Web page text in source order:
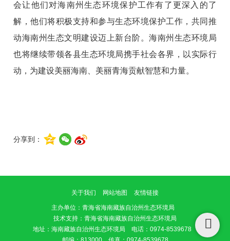
会让他们对海南州生态环境保护工作有了更深入的了
解，他们将积极支持和参与生态环境保护工作，共同推
动海南州生态文明建设迈上新台阶。海南州生态环境局
也将继续带领各县生态环境局携手社会各界，以实际行
动，为建设美丽海南、美丽青海贡献智慧和力量。
分享到：
关于我们 网站地图 友情链接
主办单位 ：青海省海南藏族自治州生态环境局
技术支持：青海省海南藏族自治州生态环境局
地址：海南藏族自治州生态环境局 电话：0974-8539678